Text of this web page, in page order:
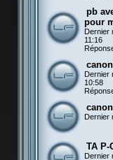
pb
pour
Dernier
11:16
Dernier
10:58
Dernier
TA P-
Dernier